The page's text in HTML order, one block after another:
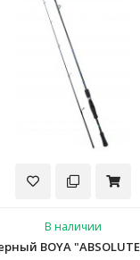
В наличии
BOYA